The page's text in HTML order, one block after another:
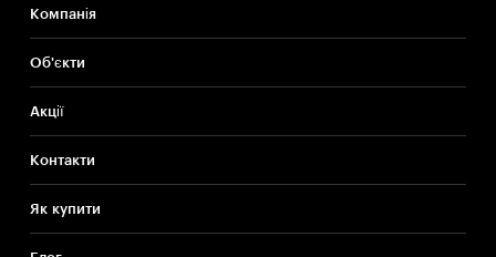
Компанія
Об'єкти
Акції
Контакти
Як купити